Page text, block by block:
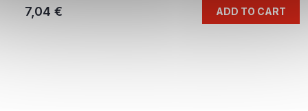
7,04 € ADD TO CART